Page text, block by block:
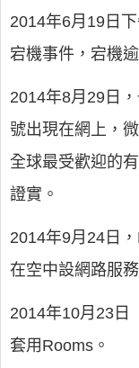
2014年6月19日
宕機事件，宕機
2014年8月29日
號出現在網上，
全球最受歡迎的
證實。
2014年9月24日
在空中設網路服務
2014年10月23日
套用Rooms。